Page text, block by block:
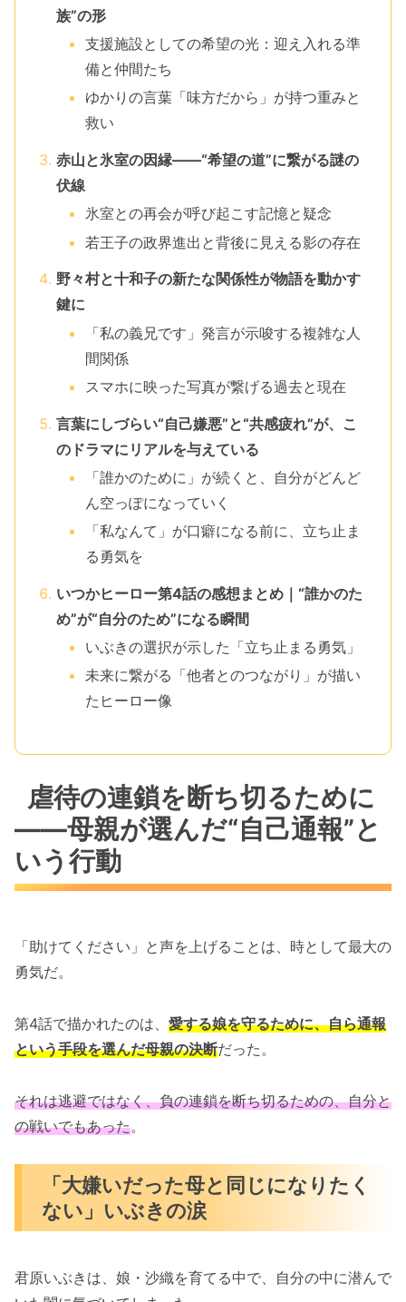
族”の形
支援施設としての希望の光：迎え入れる準
備と仲間たち
ゆかりの言葉「味方だから」が持つ重みと
救い
赤山と氷室の因縁――“希望の道”に繋がる謎の
伏線
氷室との再会が呼び起こす記憶と疑念
若王子の政界進出と背後に見える影の存在
野々村と十和子の新たな関係性が物語を動かす
鍵に
「私の義兄です」発言が示唆する複雑な人
間関係
スマホに映った写真が繋げる過去と現在
言葉にしづらい“自己嫌悪”と“共感疲れ”が、こ
のドラマにリアルを与えている
「誰かのために」が続くと、自分がどんど
ん空っぽになっていく
「私なんて」が口癖になる前に、立ち止ま
る勇気を
いつかヒーロー第4話の感想まとめ｜“誰かのた
め”が“自分のため”になる瞬間
いぶきの選択が示した「立ち止まる勇気」
未来に繋がる「他者とのつながり」が描い
たヒーロー像
虐待の連鎖を断ち切るために
――母親が選んだ“自己通報”と
いう行動
「助けてください」と声を上げることは、時として最大の
勇気だ。
第4話で描かれたのは、 愛する娘を守るために、自ら通報
という手段を選んだ母親の決断だった。
それは逃避ではなく、負の連鎖を断ち切るための、自分と
の戦いでもあった。
「大嫌いだった母と同じになりたく
ない」いぶきの涙
君原いぶきは、娘・沙織を育てる中で、自分の中に潜んで